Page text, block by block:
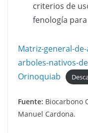
criterios de
fenología
Matriz-general-
arboles-nativos-
Orinoquiab
Fuente: Biocarbono
Manuel Cardona.